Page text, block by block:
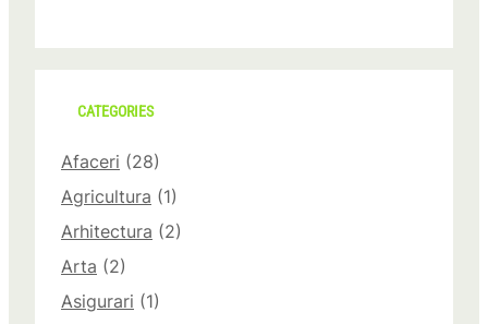
CATEGORIES
Afaceri (28)
Agricultura (1)
Arhitectura (2)
Arta (2)
Asigurari (1)